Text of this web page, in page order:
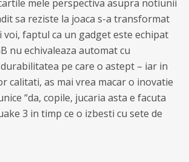
mele perspectiva asupra notiunii
sa reziste la joaca s-a transformat
voi, faptul ca un gadget este echipat
nu echivaleaza automat cu
pe care o astept – iar in
calitati, as mai vrea macar o inovatie
“da, copile, jucaria asta e facuta
3 in timp ce o izbesti cu sete de